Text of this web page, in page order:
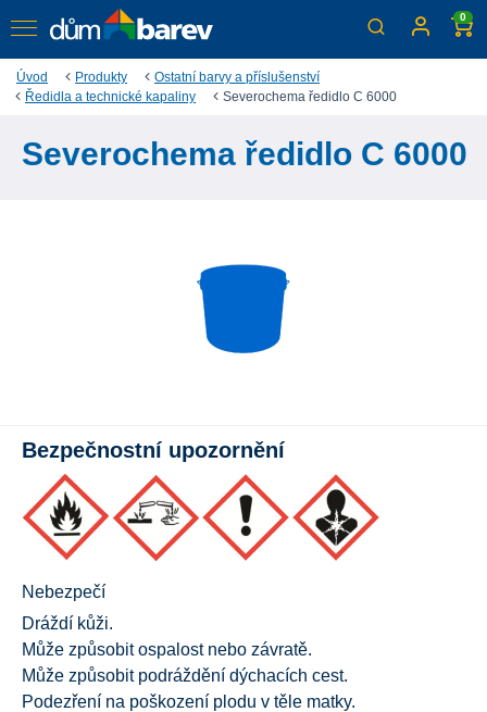
0
Úvod Produkty
Ostatní barvy a příslušenství
Ředidla a technické kapaliny
Severochema ředidlo C 6000
Severochema ředidlo C 6000
Bezpečnostní upozornění
Nebezpečí
Dráždí kůži.
Může způsobit ospalost nebo závratě.
Může způsobit podráždění dýchacích cest.
Podezření na poškození plodu v těle matky.